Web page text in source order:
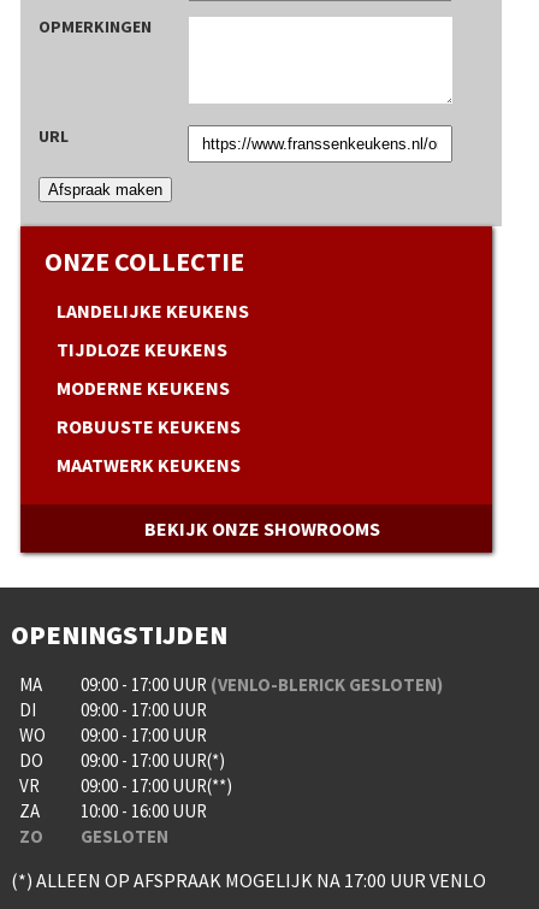
OPMERKINGEN
URL
Afspraak maken
ONZE COLLECTIE
LANDELIJKE KEUKENS
TIJDLOZE KEUKENS
MODERNE KEUKENS
ROBUUSTE KEUKENS
MAATWERK KEUKENS
BEKIJK ONZE SHOWROOMS
OPENINGSTIJDEN
MA 09:00 - 17:00 UUR (VENLO-BLERICK GESLOTEN)
DI
09:00 - 17:00 UUR
WO
09:00 - 17:00 UUR
DO
09:00 - 17:00 UUR(*)
VR
09:00 - 17:00 UUR(**)
ZA
10:00 - 16:00 UUR
ZO
GESLOTEN
(*) ALLEEN OP AFSPRAAK MOGELIJK NA 17:00 UUR VENLO